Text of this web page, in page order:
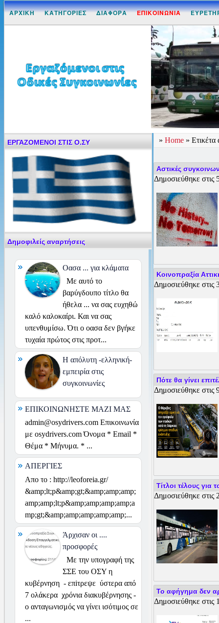
ΑΡΧΙΚΗ ΚΑΤΗΓΟΡΙΕΣ ΔΙΑΦΟΡΑ ΕΠΙΚΟΙΝΩΝΙΑ
» Home »
Αστικές
Δημοσιεύθηκε στις
Κοινοπραξία
Δημοσιεύθηκε στις
Πότε θα γίνει
Δημοσιεύθηκε στις
Τίτλοι τέλους για
Δημοσιεύθηκε στις
Το αφήγημα δεν
Δημοσιεύθηκε στις
ΕΡΓΑΖΟΜΕΝΟΙ ΣΤΙΣ Ο.ΣΥ
Δημοφιλείς αναρτήσεις
Οασα ... για κλάματα
Με αυτό το
βαρύγδουπο τίτλο θα
ήθελα ... να σας ευχηθώ
καλό καλοκαίρι. Και να σας
υπενθυμίσω. Ότι ο οασα δεν βγήκε
τυχαία πρώτος στις προτ...
H απόλυτη -ελληνική-
εμπειρία στις
συγκοινωνίες
ΕΠΙΚΟΙΝΩΝΗΣΤΕ ΜΑΖΙ ΜΑΣ
admin@osydrivers.com Επικοινωνία
με osydrivers.com Όνομα * Email *
Θέμα * Μήνυμα. * ...
ΑΠΕΡΓΙΕΣ
Απο το : http://leoforeia.gr/
&amp;lt;p&amp;gt;&amp;amp;amp;
amp;amp;lt;p&amp;amp;amp;amp;a
mp;gt;&amp;amp;amp;amp;amp;...
Άρχισαν οι ....
προσφορές
Με την υπογραφή της
ΣΣΕ του ΟΣΥ η
κυβέρνηση - επiτρεψε ύστερα από
7 ολάκερα χρόνια διακυβέρνησης -
ο ανταγωνισμός να γίνει ισότιμος σε
...